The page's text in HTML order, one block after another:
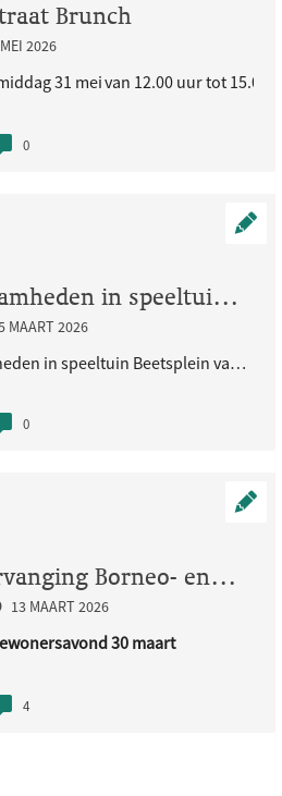
zou een mooie plek ..
Brunch
2026
31 mei van 12.00 uur tot 15.00
0
Werkzaamheden in speeltuin Beetsplein vanaf 30 maart 2026
MAART 2026
Werkzaamheden in speeltuin Beetsplein vanaf 30 maart 2026
0
Rioolvervanging Borneo- en Madoerastraat
13 MAART 2026
30 maart
4